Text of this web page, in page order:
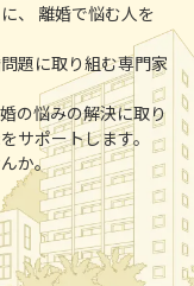
、 離婚で悩む人を
題に取り組む専門家
の悩みの解決に取り
サポートします。
か。